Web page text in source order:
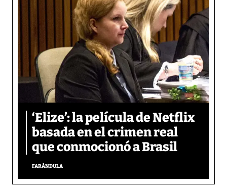
‘Elize’: la película de Netflix
basada en el crimen real
que conmocionó a Brasil
FARÁNDULA